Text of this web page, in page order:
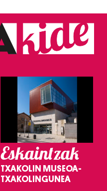
Eskaintzak
TXAKOLIN MUSEOA-
TXAKOLINGUNEA